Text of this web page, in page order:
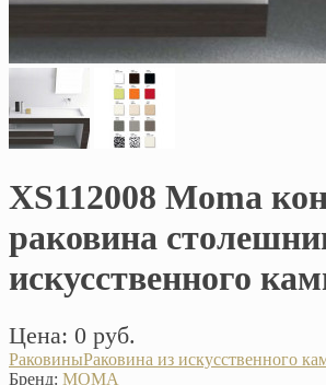
XS112008 Moma
раковина
искусственного
Цена: 0 руб.
РаковиныРаковина из искусственного
Бренд: MOMA